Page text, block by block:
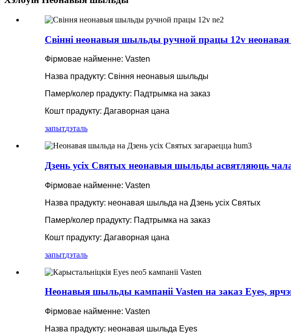
Свінні неонавыя шыльды ручной працы 12v
Фірмовае найменне: Vasten
Назва прадукту: Свіння неонавыя шыльды
Памер/колер прадукту: Падтрымка на заказ
Кошт прадукту: Дагаворная цана
запытдэталь
Дзень усіх Святых неонавыя шыльды асвятляюць
Фірмовае найменне: Vasten
Назва прадукту: неонавая шыльда на Дзень усіх Святых
Памер/колер прадукту: Падтрымка на заказ
Кошт прадукту: Дагаворная цана
запытдэталь
Неонавыя шыльды кампаніі Vasten на заказ Eyes,
Фірмовае найменне: Vasten
Назва прадукту: неонавая шыльда Eyes